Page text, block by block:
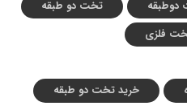
تخت دو طبقه
فلزی
خرید تخت دو طبقه